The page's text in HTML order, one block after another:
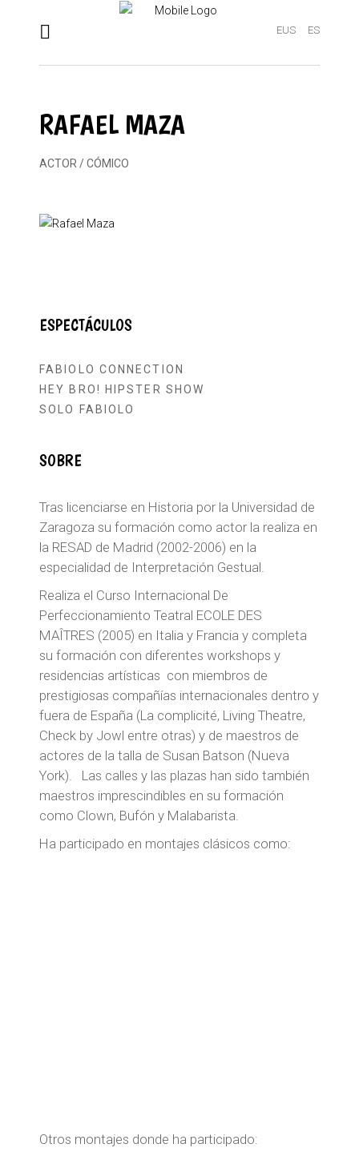
EUS ES
RAFAEL MAZA
ACTOR / CÓMICO
ESPECTÁCULOS
FABIOLO CONNECTION
HEY BRO! HIPSTER SHOW
SOLO FABIOLO
SOBRE
Tras licenciarse en Historia por la Universidad de
Zaragoza su formación como actor la realiza en
la RESAD de Madrid (2002-2006) en la
especialidad de Interpretación Gestual.
Realiza el Curso Internacional De
Perfeccionamiento Teatral ECOLE DES
MAÎTRES (2005) en Italia y Francia y completa
su formación con diferentes workshops y
residencias artísticas con miembros de
prestigiosas compañías internacionales dentro y
fuera de España (La complicité, Living Theatre,
Check by Jowl entre otras) y de maestros de
actores de la talla de Susan Batson (Nueva
York). Las calles y las plazas han sido también
maestros imprescindibles en su formación
como Clown, Bufón y Malabarista.
Ha participado en montajes clásicos como:
Otros montajes donde ha participado: